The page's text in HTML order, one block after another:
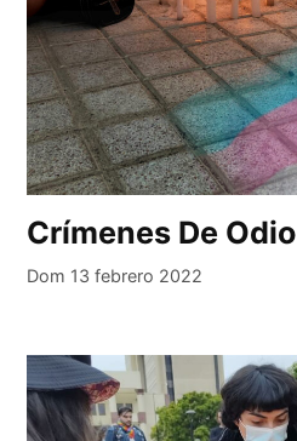
Crímenes De Odio
Dom 13 febrero 2022